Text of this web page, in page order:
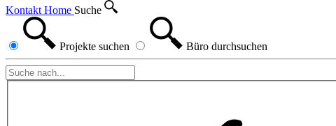
Kontakt Home Suche
Projekte suchen Büro durchsuchen